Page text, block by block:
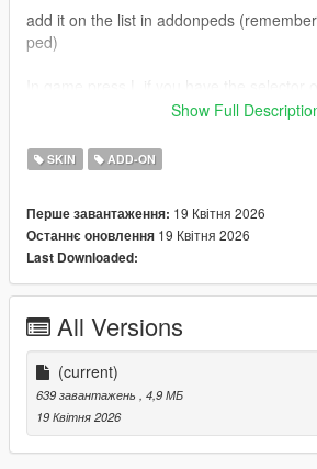
add it on the list in addonpeds
ped)
"player options>change
Source and Credit:https://sketchfab.com/
Show Full
SKIN ADD-ON
Перше завантаження: 19 Квітня 2026
Останнє оновлення 19 Квітня 2026
Last Downloaded:
All Versions
(current)
639 завантажень
, 4,9 МБ
19 Квітня 2026